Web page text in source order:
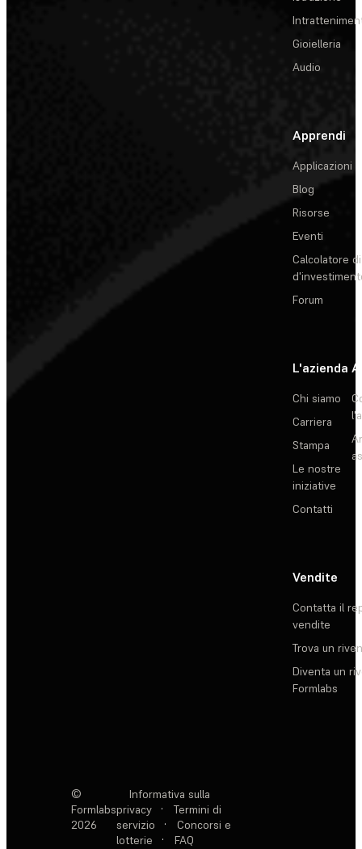
Gioielleria
Audio
Apprendi
Applicazioni
Blog
Risorse
Eventi
Calcolatore
Forum
L'azienda
Chi siamo
Carriera
Stampa
Le nostre
iniziative
Contatti
Vendite
Contatta il
vendite
Trova un
Diventa un
Formlabs
©
Formlabs
2026
Informativa sulla
privacy
·
Termini di
servizio
·
Concorsi e
lotterie
· FAQ